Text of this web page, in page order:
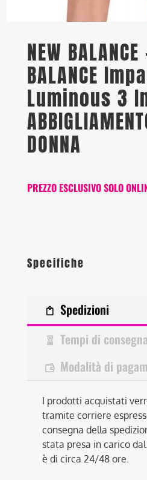
NEW BALANCE
BALANCE
Luminous 3
DONNA
PREZZO ESCLUSIVO SOLO
Specifiche
Spedizioni
Tempi di consegna
Modalità di
I prodotti acquistati
tramite corriere
consegna della
stata presa in carico
è di circa 24/48 ore.